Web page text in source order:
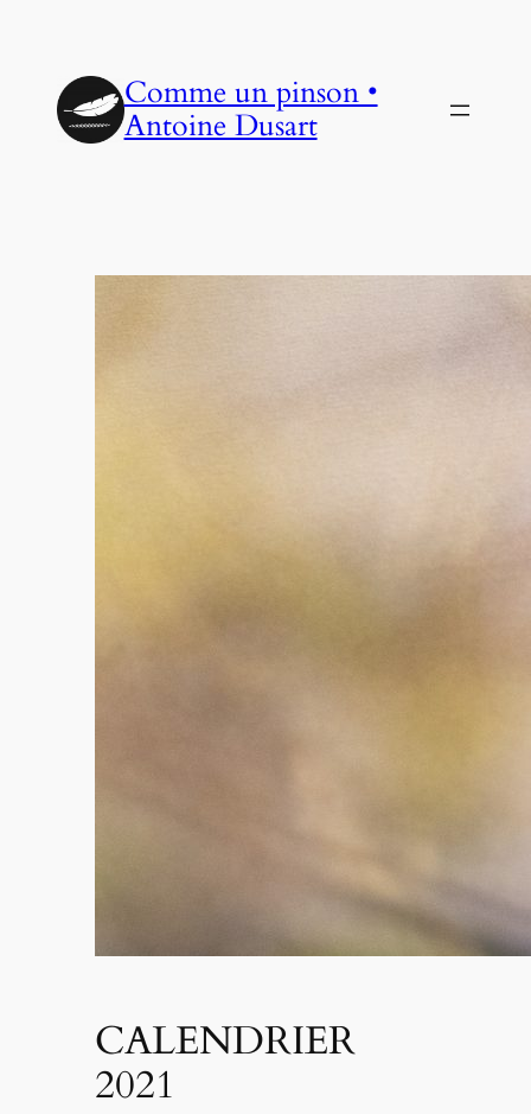
contenu
Comme un pinson •
Antoine Dusart
CALENDRIER
2021